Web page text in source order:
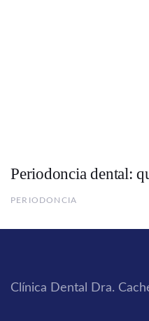
Periodoncia dental:
PERIODONCIA
Clínica Dental Dra.